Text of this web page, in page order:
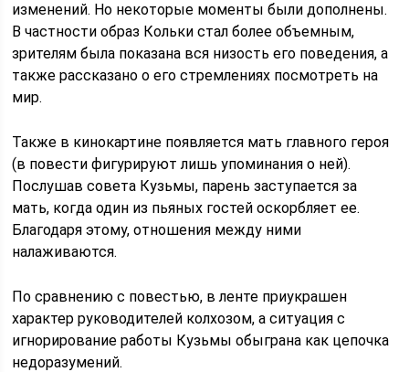
изменений. Но некоторые моменты были дополнены.
В частности образ Кольки стал более объемным,
зрителям была показана вся низость его поведения, а
также рассказано о его стремлениях посмотреть на
мир.
Также в кинокартине появляется мать главного героя
(в повести фигурируют лишь упоминания о ней).
Послушав совета Кузьмы, парень заступается за
мать, когда один из пьяных гостей оскорбляет ее.
Благодаря этому, отношения между ними
налаживаются.
По сравнению с повестью, в ленте приукрашен
характер руководителей колхозом, а ситуация с
игнорирование работы Кузьмы обыграна как цепочка
недоразумений.